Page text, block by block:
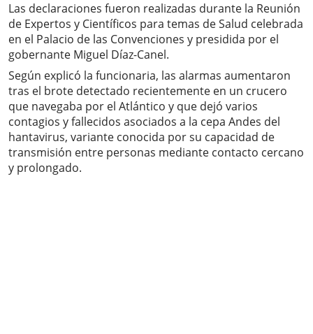
Las declaraciones fueron realizadas durante la Reunión
de Expertos y Científicos para temas de Salud celebrada
en el Palacio de las Convenciones y presidida por el
gobernante Miguel Díaz-Canel.
Según explicó la funcionaria, las alarmas aumentaron
tras el brote detectado recientemente en un crucero
que navegaba por el Atlántico y que dejó varios
contagios y fallecidos asociados a la cepa Andes del
hantavirus, variante conocida por su capacidad de
transmisión entre personas mediante contacto cercano
y prolongado.